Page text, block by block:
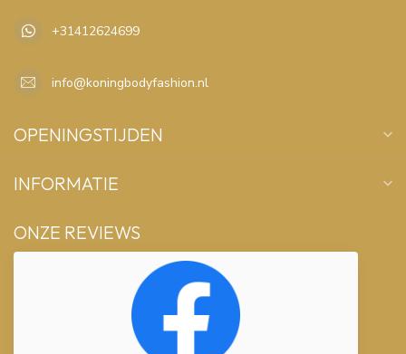
+31412624699
info@koningbodyfashion.nl
OPENINGSTIJDEN
INFORMATIE
ONZE REVIEWS